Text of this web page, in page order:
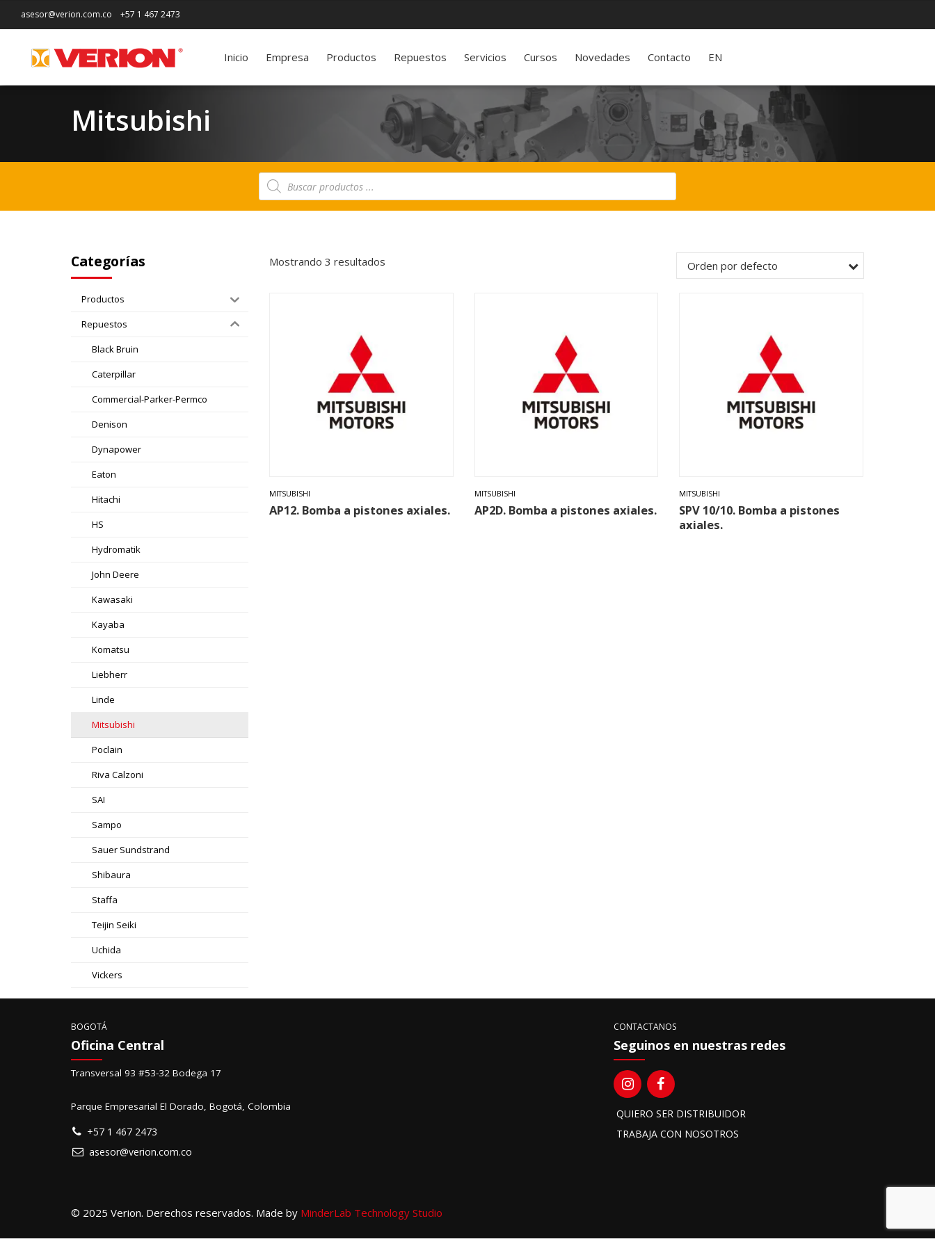
asesor@verion.com.co +57 1 467 2473
Inicio Empresa Productos Repuestos Servicios Cursos Novedades Contacto EN
Mitsubishi
Búsqueda
de
productos
Mostrando 3 resultados Orden por defecto
MITSUBISHI
AP12. Bomba a pistones axiales.
MITSUBISHI
AP2D. Bomba a pistones axiales.
MITSUBISHI
SPV 10/10. Bomba a pistones
axiales.
Categorías
Productos
Repuestos
Black Bruin
Caterpillar
Commercial-Parker-Permco
Denison
Dynapower
Eaton
Hitachi
HS
Hydromatik
John Deere
Kawasaki
Kayaba
Komatsu
Liebherr
Linde
Mitsubishi
Poclain
Riva Calzoni
SAI
Sampo
Sauer Sundstrand
Shibaura
Staffa
Teijin Seiki
Uchida
Vickers
BOGOTÁ
Oficina Central
Transversal 93 #53-32 Bodega 17
Parque Empresarial El Dorado, Bogotá, Colombia
+57 1 467 2473
asesor@verion.com.co
CONTACTANOS
Seguinos en nuestras redes
QUIERO SER DISTRIBUIDOR
TRABAJA CON NOSOTROS
© 2025 Verion. Derechos reservados. Made by MinderLab Technology Studio